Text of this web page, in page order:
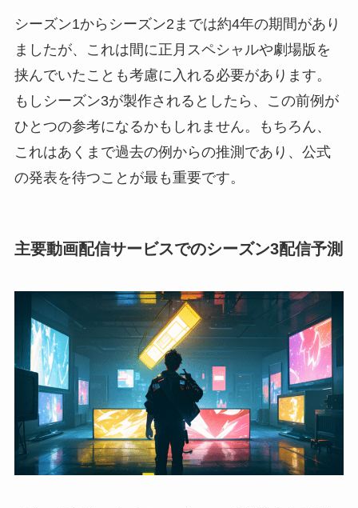
シーズン1からシーズン2までは約4年の期間があり
ましたが、これは間に正月スペシャルや劇場版を
挟んでいたことも考慮に入れる必要があります。
もしシーズン3が製作されるとしたら、この前例が
ひとつの参考になるかもしれません。もちろん、
これはあくまで過去の例からの推測であり、公式
の発表を待つことが最も重要です。
主要動画配信サービスでのシーズン3配信予測